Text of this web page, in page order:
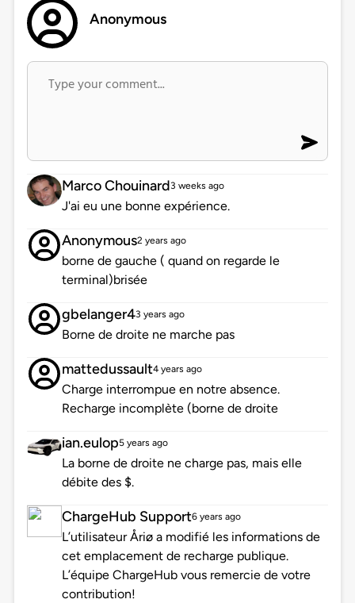
Anonymous
Marco Chouinard3 weeks ago
J'ai eu une bonne expérience.
Anonymous2 years ago
borne de gauche ( quand on regarde le
terminal)brisée
gbelanger43 years ago
Borne de droite ne marche pas
mattedussault4 years ago
Charge interrompue en notre absence.
Recharge incomplète (borne de droite
ian.eulop5 years ago
La borne de droite ne charge pas, mais elle
débite des $.
ChargeHub Support6 years ago
L’utilisateur Åriø a modifié les informations de
cet emplacement de recharge publique.
L’équipe ChargeHub vous remercie de votre
contribution!